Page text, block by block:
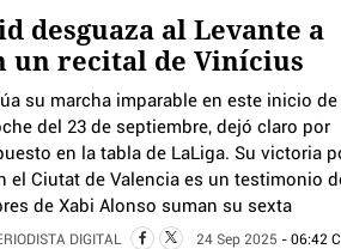
desguaza al Levante a
un recital de Vinícius
su marcha imparable en este inicio de
del 23 de septiembre, dejó claro por
en la tabla de LaLiga. Su victoria
el Ciutat de Valencia es un testimonio
de Xabi Alonso suman su sexta
DIGITAL 24 Sep 2025 - 06:42